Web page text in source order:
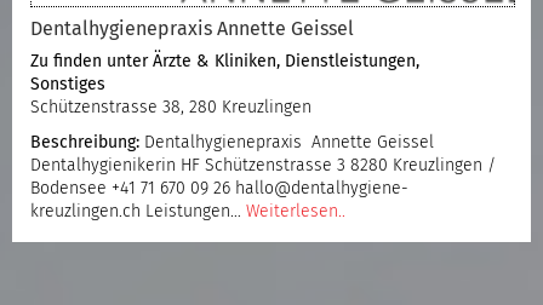
Dentalhygienepraxis Annette Geissel
Zu finden unter Ärzte & Kliniken, Dienstleistungen,
Sonstiges
Schützenstrasse 38, 280 Kreuzlingen
Beschreibung: Dentalhygienepraxis Annette Geissel
Dentalhygienikerin HF Schützenstrasse 3 8280 Kreuzlingen /
Bodensee +41 71 670 09 26 hallo@dentalhygiene-
kreuzlingen.ch Leistungen… Weiterlesen..